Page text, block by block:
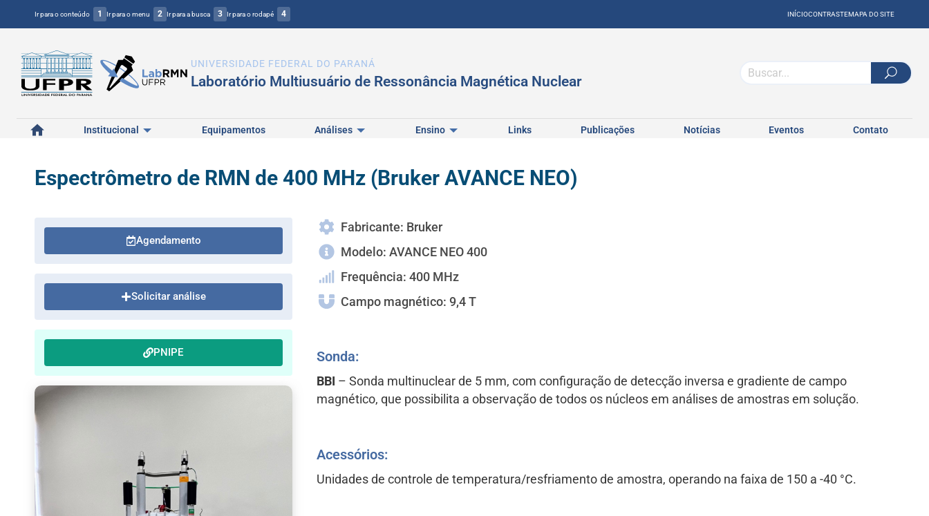
Ir para o conteúdo 1 Ir para o menu 2 Ir para a busca 3 Ir para o rodapé 4 INÍCIOCONTRASTEMAPA DO SITE
UNIVERSIDADE FEDERAL DO PARANÁ
Laboratório Multiusuário de Ressonância Magnética Nuclear
Início Institucional Equipamentos Análises Ensino Links Publicações Notícias Eventos Contato
Espectrômetro de RMN de 400 MHz (Bruker AVANCE NEO)
Agendamento
Solicitar análise
PNIPE
Fabricante: Bruker
Modelo: AVANCE NEO 400
Frequência: 400 MHz
Campo magnético: 9,4 T
Sonda:
BBI – Sonda multinuclear de 5 mm, com configuração de detecção inversa e gradiente de campo
magnético, que possibilita a observação de todos os núcleos em análises de amostras em solução.
Acessórios:
Unidades de controle de temperatura/resfriamento de amostra, operando na faixa de 150 a -40 °C.